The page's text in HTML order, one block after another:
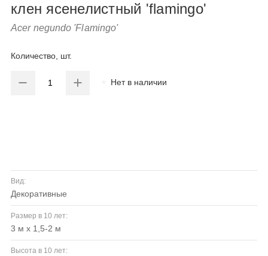
клен ясенелистный 'flamingo'
Acer negundo 'Flamingo'
Количество, шт.
Нет в наличии
Вид:
декоративные
Размер в 10 лет:
3 м x 1,5-2 м
Высота в 10 лет: